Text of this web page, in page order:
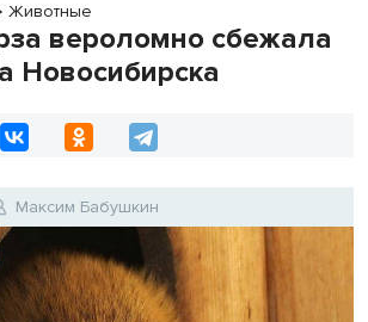
Животные
вероломно сбежала
Новосибирска
Максим Бабушкин